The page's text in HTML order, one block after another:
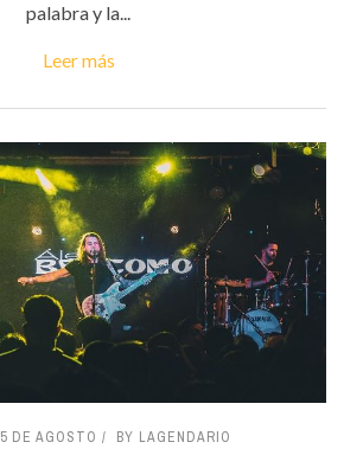
palabra y la...
Leer más
5 DE AGOSTO BY LAGENDARIO